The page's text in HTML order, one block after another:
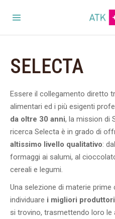
SELECTA
Essere il collegamento diretto
alimentari ed i più esigenti
da oltre 30 anni, la mission di
ricerca Selecta è in grado di
altissimo livello qualitativo:
formaggi ai salumi, al
cereali e legumi.
Una selezione di materie
individuare i migliori produttori
si trovino, trasmettendo loro le